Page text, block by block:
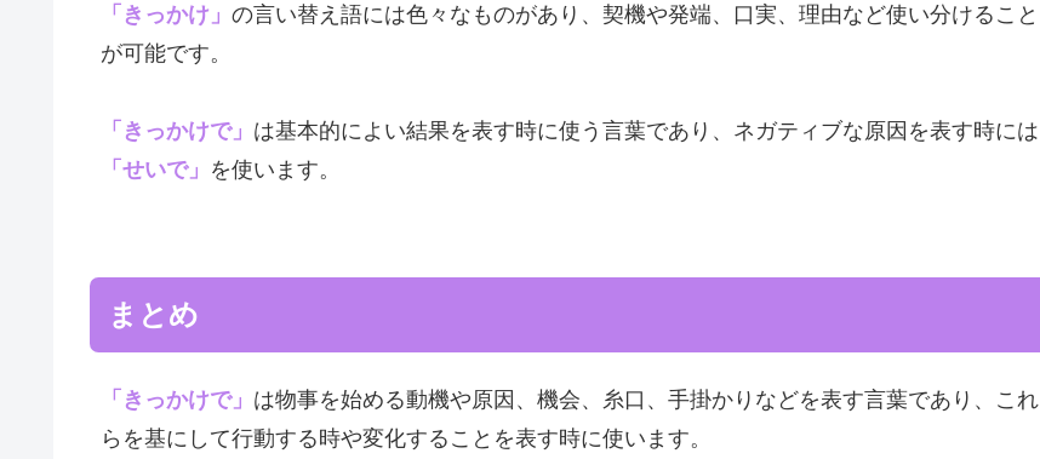
「きっかけ」 の言い替え語には色々なものがあり、契機や発端、口実、理由など使い分けること
が可能です。
「きっかけで」 は基本的によい結果を表す時に使う言葉であり、ネガティブな原因を表す時には
「せいで」 を使います。
まとめ
「きっかけで」 は物事を始める動機や原因、機会、糸口、手掛かりなどを表す言葉であり、これ
らを基にして行動する時や変化することを表す時に使います。